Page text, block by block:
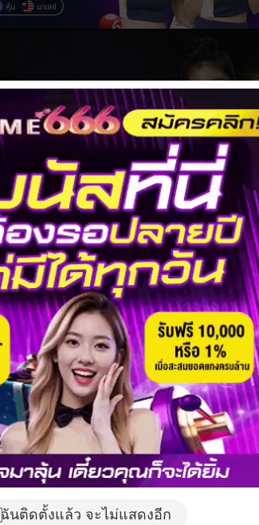
ฉันติดตั้งแล้ว จะไม่แสดงอีก